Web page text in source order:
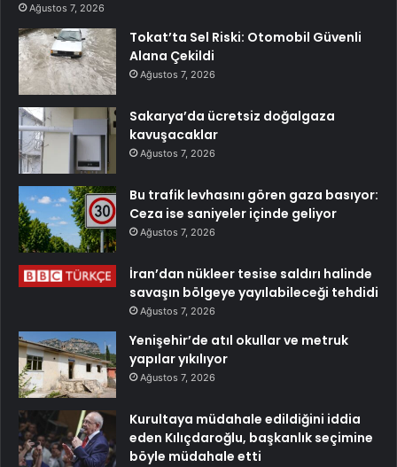
Ağustos 7, 2026
Tokat’ta Sel Riski: Otomobil Güvenli
Alana Çekildi
Ağustos 7, 2026
Sakarya’da ücretsiz doğalgaza
kavuşacaklar
Ağustos 7, 2026
Bu trafik levhasını gören gaza basıyor:
Ceza ise saniyeler içinde geliyor
Ağustos 7, 2026
İran’dan nükleer tesise saldırı halinde
savaşın bölgeye yayılabileceği tehdidi
Ağustos 7, 2026
Yenişehir’de atıl okullar ve metruk
yapılar yıkılıyor
Ağustos 7, 2026
Kurultaya müdahale edildiğini iddia
eden Kılıçdaroğlu, başkanlık seçimine
böyle müdahale etti